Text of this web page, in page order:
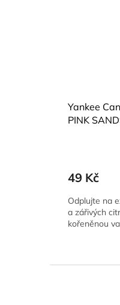
Yankee
PINK
49 Kč
Odplujte na
a zářivých
kořeněnou